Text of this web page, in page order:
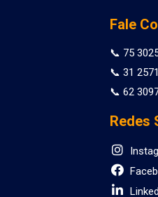
Fale
📞 75
📞 31
📞 62
Redes